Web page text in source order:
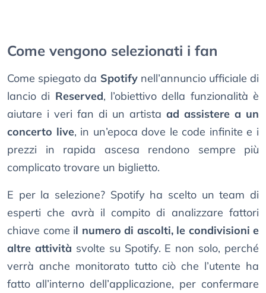
Come vengono selezionati i fan
Come spiegato da Spotifynell’annuncio ufficiale di
lancio di Reserved, l’obiettivo della funzionalità è
aiutare i veri fan di un artista ad assistere a un
concerto live, in un’epoca dove le code infinite e i
prezzi in rapida ascesa rendono sempre più
complicato trovare un biglietto.
E per la selezione? Spotify ha scelto un team di
esperti che avrà il compito di analizzare fattori
chiave come il numero di ascolti, le condivisioni e
altre attività svolte su Spotify. E non solo, perché
verrà anche monitorato tutto ciò che l’utente ha
fatto all’interno dell’applicazione, per confermare